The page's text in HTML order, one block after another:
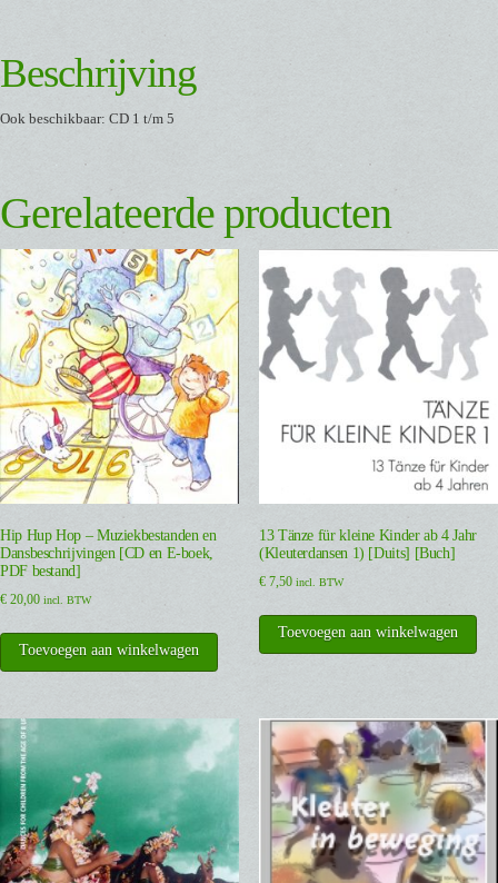
Beschrijving
Ook beschikbaar: CD 1 t/m 5
Gerelateerde producten
Hip Hup Hop – Muziekbestanden en
Dansbeschrijvingen [CD en E-boek,
PDF bestand]
€ 20,00 incl. BTW
Toevoegen aan winkelwagen
13 Tänze für kleine Kinder ab 4 Jahr
(Kleuterdansen 1) [Duits] [Buch]
€7,50 incl. BTW
Toevoegen aan winkelwagen